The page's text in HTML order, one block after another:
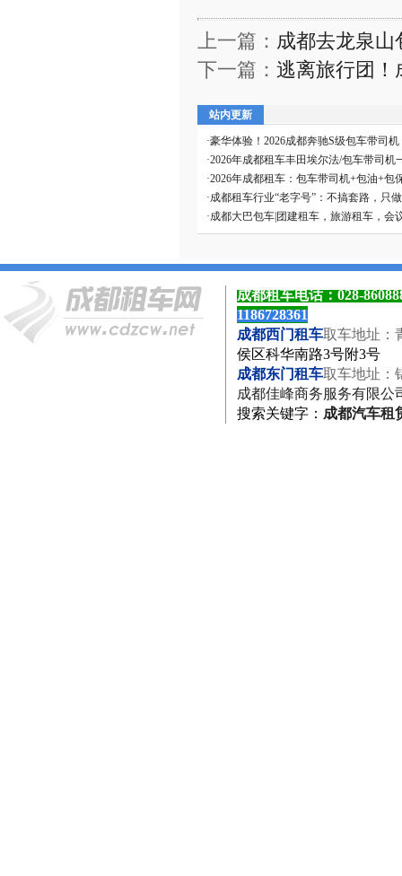
上一篇： 成都去龙泉
下一篇： 逃离旅行团！
站内更新
·豪华体验！2026成都奔驰S级包车带司
·2026年成都租车丰田埃尔法/包车带司机
·2026年成都租车：包车带司机+包油+包
·成都租车行业“老字号”：不搞套路，只
·成都大巴包车|团建租车，旅游租车，会
成都租车电话：028-
1186728361
成都西门租车取车地址
侯区科华南路3号附3号
成都东门租车取车地址
成都佳峰商务服务有限公
搜索关键字 ： 成都汽车租